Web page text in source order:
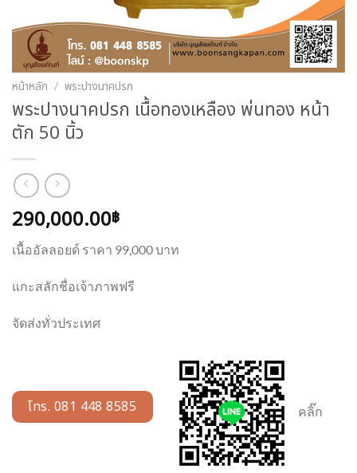
หน้าหลัก / พระปางนาคปรก
พระปางนาคปรก เนื้อทองเหลือง พ่นทอง หน้า
ตัก 50 นิ้ว
290,000.00฿
เนื้ออัลลอยด์ ราคา 99,000 บาท
แกะสลักชื่อเจ้าภาพฟรี
จัดส่งทั่วประเทศ
โทร. 081 448 8585 คลิ๊ก